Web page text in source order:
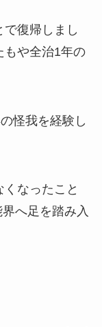
で復帰しまし
もや全治1年の
怪我を経験し
なったこと
へ足を踏み入